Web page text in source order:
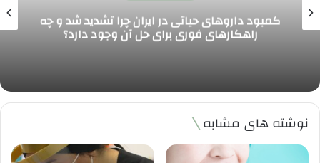
تأثیر تغییرات اقلیمی بر شیوع بیماری های عفونی
در ایران و افزایش تهدید سلامت عمومی
نوشته های مشابه